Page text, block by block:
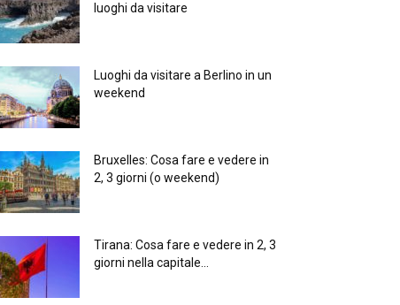
luoghi da visitare
Luoghi da visitare a Berlino in un
weekend
Bruxelles: Cosa fare e vedere in
2, 3 giorni (o weekend)
Tirana: Cosa fare e vedere in 2, 3
giorni nella capitale...